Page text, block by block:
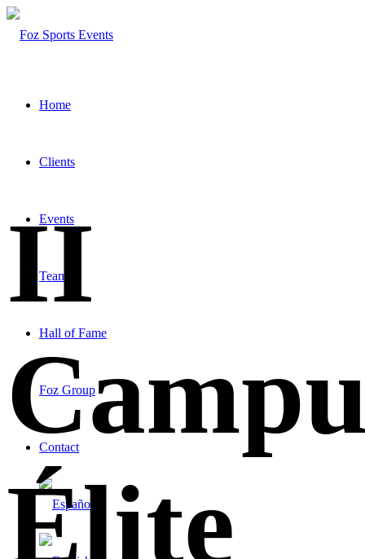
Home
Clients
Events
Team
Hall of Fame
Foz Group
Contact
II
Élite